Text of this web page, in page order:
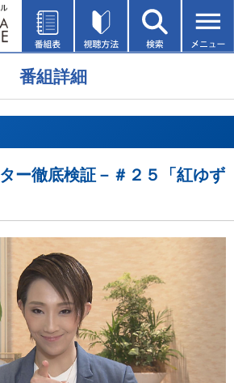
番組詳細
ー徹底検証－＃２５「紅ゆず